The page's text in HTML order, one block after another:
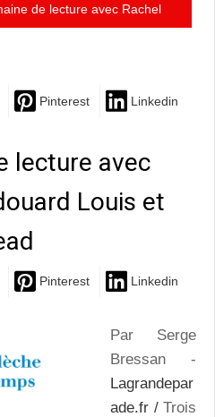
de lecture avec Rachel
Pinterest Linkedin
lecture avec
Louis et
Pinterest Linkedin
Par Serge
Bressan -
Lagrandepar
ade.fr /Trois